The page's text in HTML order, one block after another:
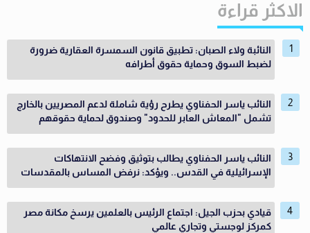
الاكثر قراءة
النائبة ولاء الصبان: تطبيق قانون السمسرة العقارية ضرورة
لضبط السوق وحماية حقوق أطرافه
النائب ياسر الحفناوي يطرح رؤية شاملة لدعم المصريين بالخارج
تشمل "المعاش العابر للحدود" وصندوق لحماية حقوقهم
النائب ياسر الحفناوي يطالب بتوثيق وفضح الانتهاكات
الإسرائيلية في القدس.. ويؤكد: نرفض المساس بالمقدسات
قيادي بحزب الجيل: اجتماع الرئيس بالعلمين يرسخ مكانة مصر
كمركز لوجستي وتجاري عالمي